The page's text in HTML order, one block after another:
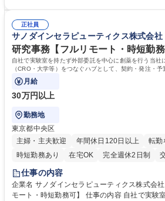
務人事】経験者歓迎！/阪急阪神HDグループ/年
囲のメンバーと協調しつつ主体性を持って能動
歴・資格 学歴：大学院 大学 高専 短大 専修学校
正社員
サノダインセラピューティクス株式会社
研究事務【フルリモート・時短勤
自社で実験室を持たず外部委託を中心に創薬を行う当社
（CRO・大学等）をつなぐハブとして、契約・発注・予
任せします。
月給
30万円以上
勤務地
東京都中央区
主婦・主夫歓迎
年間休日120日以上 転勤
時短勤務あり
在宅OK 完全週休2日制
仕事の内容
企業名 サノダインセラピューティクス株式会社 求人名 研究事務【フルリ
モート・時短勤務可】 仕事の内容 自社で実験室を持たず外部委託を中心